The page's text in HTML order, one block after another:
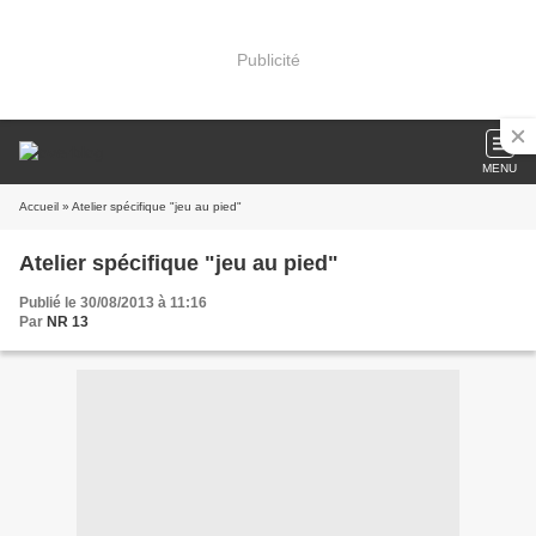
Publicité
MENU
Accueil » Atelier spécifique "jeu au pied"
Atelier spécifique "jeu au pied"
Publié le 30/08/2013 à 11:16
Par NR 13